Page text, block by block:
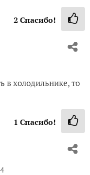
2 Спасибо!
в холодильнике, то
1 Спасибо!